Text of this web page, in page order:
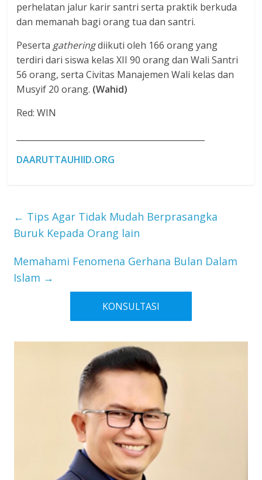
perhelatan jalur karir santri serta praktik berkuda
dan memanah bagi orang tua dan santri.
Peserta gatheringdiikuti oleh 166 orang yang
terdiri dari siswa kelas XII 90 orang dan Wali Santri
56 orang, serta Civitas Manajemen Wali kelas dan
Musyif 20 orang. (Wahid)
Red: WIN
DAARUTTAUHIID.ORG
← Tips Agar Tidak Mudah Berprasangka
Buruk Kepada Orang lain
Memahami Fenomena Gerhana Bulan Dalam
Islam →
KONSULTASI